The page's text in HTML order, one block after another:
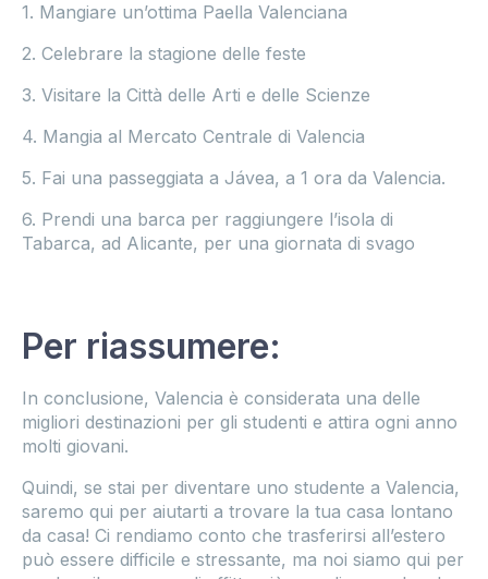
1. Mangiare un’ottima Paella Valenciana
2. Celebrare la stagione delle feste
3. Visitare la Città delle Arti e delle Scienze
4. Mangia al Mercato Centrale di Valencia
5. Fai una passeggiata a Jávea, a 1 ora da Valencia.
6. Prendi una barca per raggiungere l’isola di
Tabarca, ad Alicante, per una giornata di svago
Per riassumere:
In conclusione, Valencia è considerata una delle
migliori destinazioni per gli studenti e attira ogni anno
molti giovani.
Quindi, se stai per diventare uno studente a Valencia,
saremo qui per aiutarti a trovare la tua casa lontano
da casa! Ci rendiamo conto che trasferirsi all’estero
può essere difficile e stressante, ma noi siamo qui per